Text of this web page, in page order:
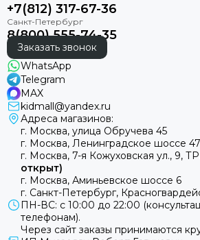
+7(812) 317-67-36
8(800) 555-74-35
Заказать звонок
WhatsApp
Telegram
MAX
kidmall@yandex.ru
Адреса магазинов:
г. Москва, улица Обручева 45
г. Москва, Ленинградское шоссе 47
г. Москва, 7-я Кожуховская ул., 9,
открыт)
г. Москва, Аминьевское шоссе 6
г. Санкт-Петербург,
ПН-ВС: с 10:00 до 22:00
телефонам).
Через сайт заказы принимаются